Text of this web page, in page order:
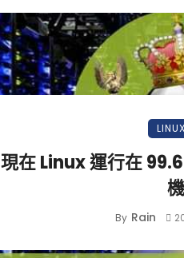
現在 Linux 運行在
By Rain